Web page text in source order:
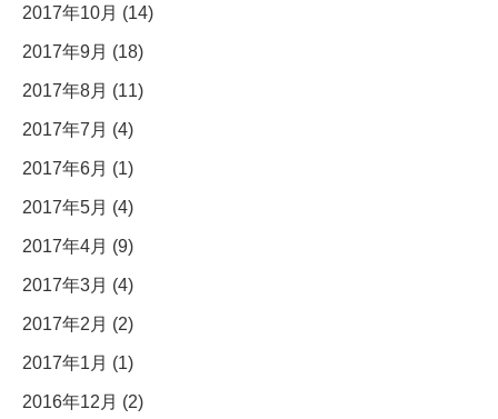
2017年10月 (14)
2017年9月 (18)
2017年8月 (11)
2017年7月 (4)
2017年6月 (1)
2017年5月 (4)
2017年4月 (9)
2017年3月 (4)
2017年2月 (2)
2017年1月 (1)
2016年12月 (2)